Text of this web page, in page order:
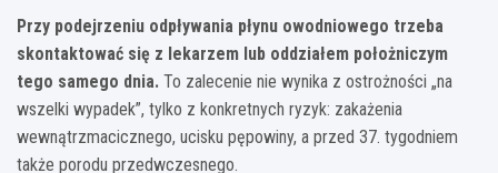
Przy podejrzeniu odpływania płynu owodniowego trzeba
skontaktować się z lekarzem lub oddziałem położniczym
tego samego dnia. To zalecenie nie wynika z ostrożności „na
wszelki wypadek”, tylko z konkretnych ryzyk: zakażenia
wewnątrzmacicznego, ucisku pępowiny, a przed 37. tygodniem
także porodu przedwczesnego.